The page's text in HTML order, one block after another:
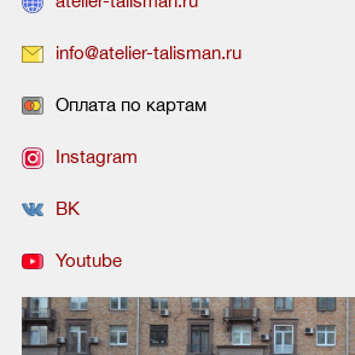
info@atelier-talisman.ru
Оплата по картам
Instagram
ВК
Youtube